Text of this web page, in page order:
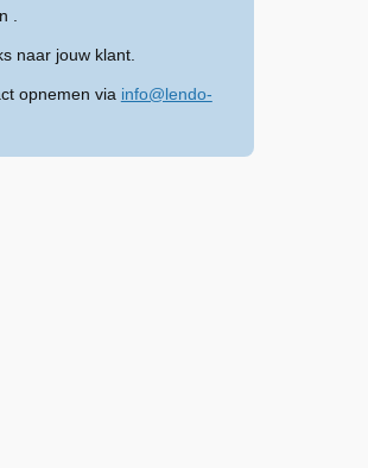
.
naar jouw klant.
opnemen via info@lendo-